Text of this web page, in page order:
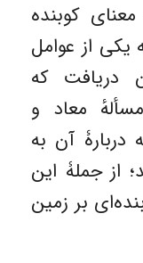
کوبنده
یکی از عوامل
دریافت که
معاد و
دربارۀ آن به
از جملۀ این
بر زمین